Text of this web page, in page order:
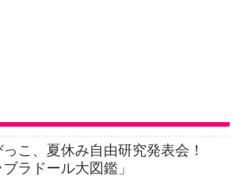
っこ、夏休み自由研究発表会！
ブラドール大図鑑」